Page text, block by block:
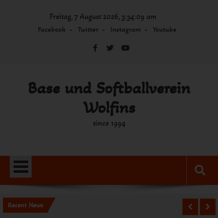
Freitag, 7 August 2026, 3:34:09 am
Facebook Twitter Instagram Youtube
Base und Softballverein
Wolfins
since 1994
Recent News